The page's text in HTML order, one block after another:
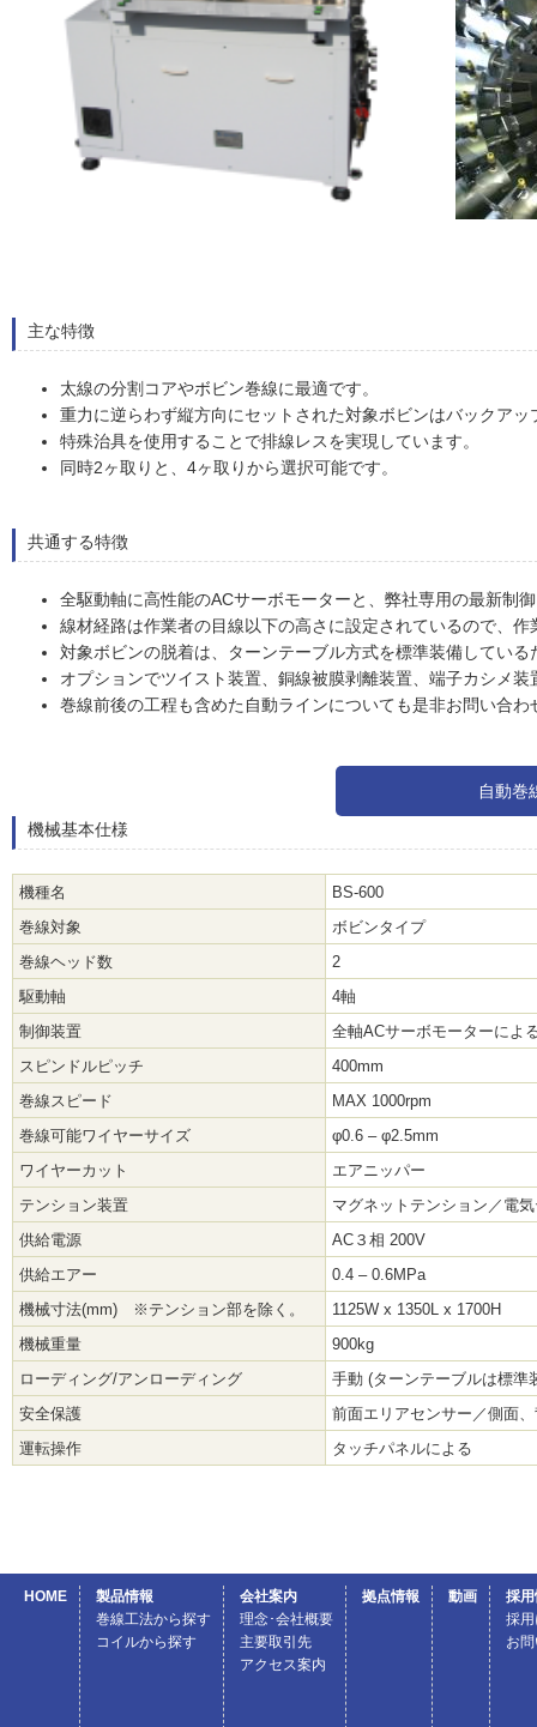
主な特徴
太線の分割コアやボビン巻線に最適です。
重力に逆らわず縦方向にセットされた対象ボビンはバックア
特殊治具を使用することで排線レスを実現しています。
同時2ヶ取りと、4ヶ取りから選択可能です。
共通する特徴
全駆動軸に高性能のACサーボモーターと、弊社専用の最新制
線材経路は作業者の目線以下の高さに設定されているので、
対象ボビンの脱着は、ターンテーブル方式を標準装備してい
オプションでツイスト装置、銅線被膜剥離装置、端子カシメ装
巻線前後の工程も含めた自動ラインについても是非お問い合わ
自動巻
機械基本仕様
機種名
BS-600
巻線対象
ボビンタイプ
巻線ヘッド数
2
駆動軸
4軸
制御装置
全軸ACサーボモーターによ
スピンドルピッチ
400mm
巻線スピード
MAX 1000rpm
巻線可能ワイヤーサイズ
φ0.6 – φ2.5mm
ワイヤーカット
エアニッパー
テンション装置
マグネットテンション／電
供給電源
AC３相 200V
供給エアー
0.4 – 0.6MPa
機械寸法(mm) ※テンション部を除く。
1125W x 1350L x 1700H
機械重量
900kg
ローディング/アンローディング
手動 (ターンテーブルは標準
安全保護
前面エリアセンサー／側面
運転操作
タッチパネルによる
HOME
製品情報
巻線工法から探す
コイルから探す
会社案内
理念･会社概要
主要取引先
アクセス案内
拠点情報 動画
採
採
お